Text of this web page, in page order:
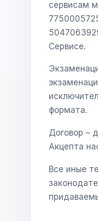
сервисам
Сервисе.
формата.
Договор –
Акцепта
Все иные